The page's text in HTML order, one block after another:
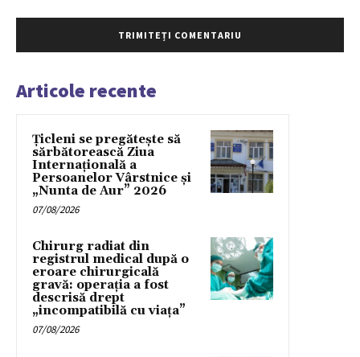
Articole recente
Țicleni se pregătește să
sărbătorească Ziua
Internațională a
Persoanelor Vârstnice și
„Nunta de Aur” 2026
07/08/2026
Chirurg radiat din
registrul medical după o
eroare chirurgicală
gravă: operația a fost
descrisă drept
„incompatibilă cu viața”
07/08/2026